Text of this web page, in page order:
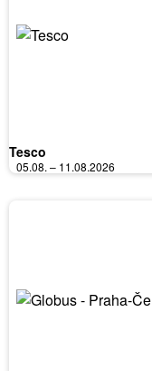
Tesco
05.08. – 11.08.2026